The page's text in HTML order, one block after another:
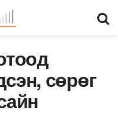
сөрөг